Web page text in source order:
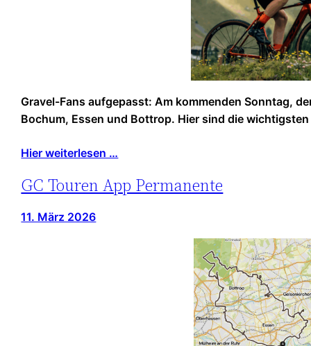
Gravel-Fans aufgepasst: Am kommenden Sonntag,
Bochum, Essen und Bottrop. Hier sind die
Hier weiterlesen …
GC Touren App Permanente
11. März 2026